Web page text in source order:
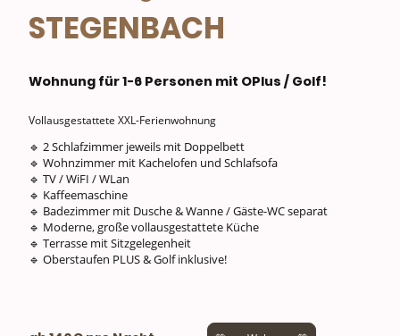
STEGENBACH
Wohnung für 1-6 Personen mit OPlus / Golf!
Vollausgestattete XXL-Ferienwohnung
🔹 2 Schlafzimmer jeweils mit Doppelbett
🔹 Wohnzimmer mit Kachelofen und Schlafsofa
🔹 TV / WiFI / WLan
🔹 Kaffeemaschine
🔹 Badezimmer mit Dusche & Wanne / Gäste-WC separat
🔹 Moderne, große vollausgestattete Küche
🔹 Terrasse mit Sitzgelegenheit
🔹 Oberstaufen PLUS & Golf inklusive!